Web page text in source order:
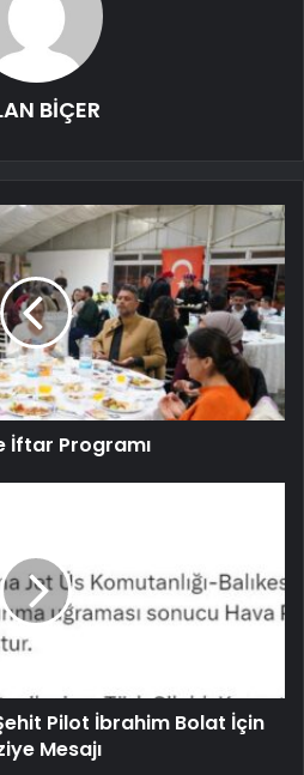
BİÇER
İftar Programı
Pilot İbrahim Bolat İçin
Mesajı